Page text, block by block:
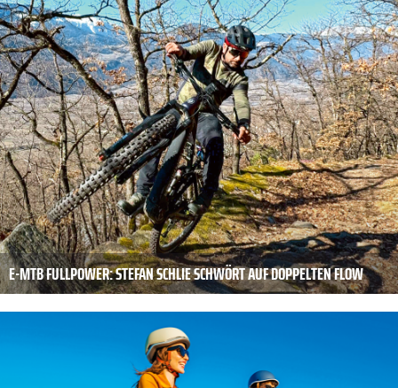
E-MTB FULLPOWER: STEFAN SCHLIE SCHWÖRT AUF DOPPELTEN FLOW